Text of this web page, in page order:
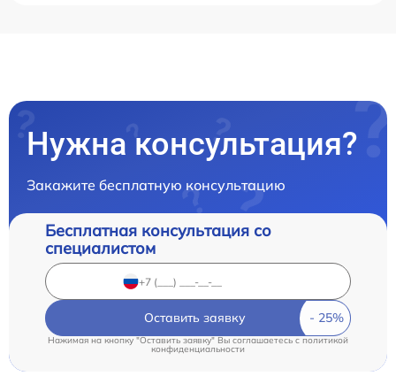
Нужна консультация?
Закажите бесплатную консультацию
Бесплатная консультация со
специалистом
Оставить заявку
Нажимая на кнопку "Оставить заявку" Вы соглашаетесь cполитикой
конфиденциальности